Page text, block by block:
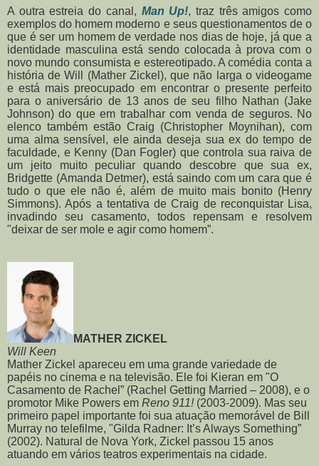
A outra estreia do canal, Man Up!, traz três amigos como
exemplos do homem moderno e seus questionamentos de o
que é ser um homem de verdade nos dias de hoje, já que a
identidade masculina está sendo colocada à prova com o
novo mundo consumista e estereotipado. A comédia conta a
história de Will (Mather Zickel), que não larga o videogame
e está mais preocupado em encontrar o presente perfeito
para o aniversário de 13 anos de seu filho Nathan (Jake
Johnson) do que em trabalhar com venda de seguros. No
elenco também estão Craig (Christopher Moynihan), com
uma alma sensível, ele ainda deseja sua ex do tempo de
faculdade, e Kenny (Dan Fogler) que controla sua raiva de
um jeito muito peculiar quando descobre que sua ex,
Bridgette (Amanda Detmer), está saindo com um cara que é
tudo o que ele não é, além de muito mais bonito (Henry
Simmons). Após a tentativa de Craig de reconquistar Lisa,
invadindo seu casamento, todos repensam e resolvem
"deixar de ser mole e agir como homem”.
MATHER ZICKEL
Will Keen
Mather Zickel apareceu em uma grande variedade de
papéis no cinema e na televisão. Ele foi Kieran em "O
Casamento de Rachel” (Rachel Getting Married – 2008), e o
promotor Mike Powers em Reno 911!(2003-2009). Mas seu
primeiro papel importante foi sua atuação memorável de Bill
Murray no telefilme, "Gilda Radner: It’s Always Something”
(2002). Natural de Nova York, Zickel passou 15 anos
atuando em vários teatros experimentais na cidade.